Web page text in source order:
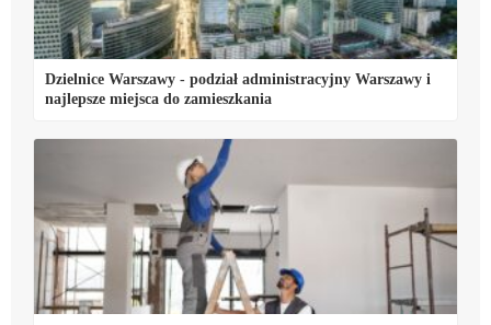
Dzielnice Warszawy - podział administracyjny Warszawy i
najlepsze miejsca do zamieszkania